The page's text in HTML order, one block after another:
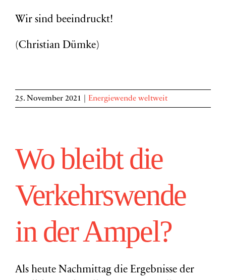
Wir sind beeindruckt!
(Christian Dümke)
25. November 2021 Energiewende weltweit
Wo bleibt die
Verkehrswende
in der Ampel?
Als heute Nachmittag die Ergebnisse der